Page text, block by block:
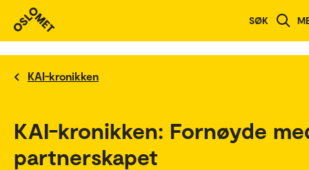
SØK
KAI-kronikken
KAI-kronikken: Fornøyde
partnerskapet